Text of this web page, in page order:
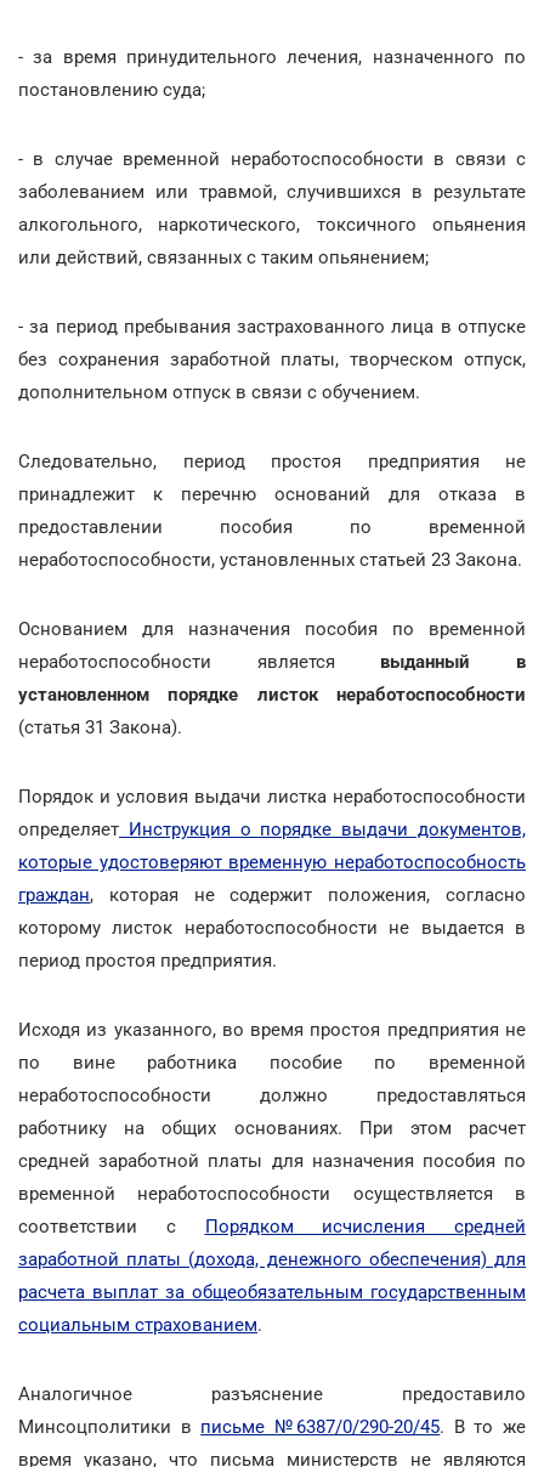
- за время принудительного лечения, назначенного по
постановлению суда;
- в случае временной неработоспособности в связи с
заболеванием или травмой, случившихся в результате
алкогольного, наркотического, токсичного опьянения
или действий, связанных с таким опьянением;
- за период пребывания застрахованного лица в отпуске
без сохранения заработной платы, творческом отпуск,
дополнительном отпуск в связи с обучением.
Следовательно, период простоя предприятия не
принадлежит к перечню оснований для отказа в
предоставлении пособия по временной
неработоспособности, установленных статьей 23 Закона.
Основанием для назначения пособия по временной
неработоспособности является выданный в
установленном порядке листок неработоспособности
(статья 31 Закона).
Порядок и условия выдачи листка неработоспособности
определяет Инструкция о порядке выдачи документов,
которые удостоверяют временную неработоспособность
граждан, которая не содержит положения, согласно
которому листок неработоспособности не выдается в
период простоя предприятия.
Исходя из указанного, во время простоя предприятия не
по вине работника пособие по временной
неработоспособности должно предоставляться
работнику на общих основаниях. При этом расчет
средней заработной платы для назначения пособия по
временной неработоспособности осуществляется в
соответствии с Порядком исчисления средней
заработной платы (дохода, денежного обеспечения) для
расчета выплат за общеобязательным государственным
социальным страхованием.
Аналогичное разъяснение предоставило
Минсоцполитики в письме №6387/0/290-20/45. В то же
время указано, что письма министерств не являются